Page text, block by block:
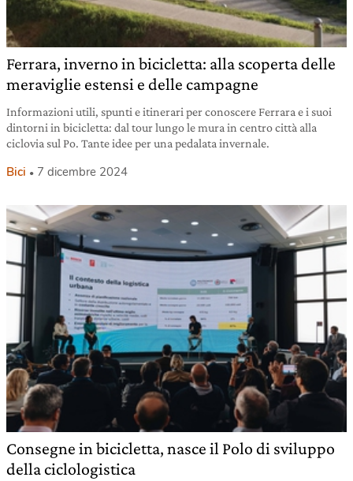
Ferrara, inverno in bicicletta: alla scoperta delle
meraviglie estensi e delle campagne
Informazioni utili, spunti e itinerari per conoscere Ferrara e i suoi
dintorni in bicicletta: dal tour lungo le mura in centro città alla
ciclovia sul Po. Tante idee per una pedalata invernale.
Bici 7 dicembre 2024
Consegne in bicicletta, nasce il Polo di sviluppo
della ciclologistica